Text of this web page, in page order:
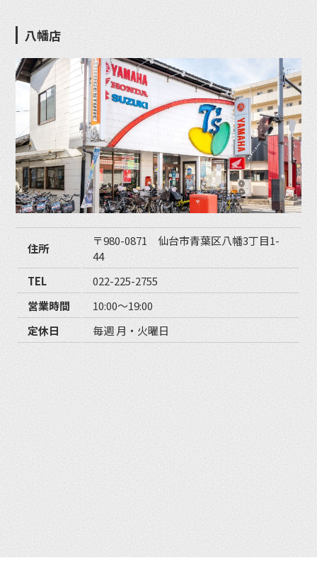
八幡店
住所
〒980-0871 仙台市青葉区八幡3丁目1-
44
TEL
022-225-2755
営業時間
10:00〜19:00
定休日
毎週 月・火曜日